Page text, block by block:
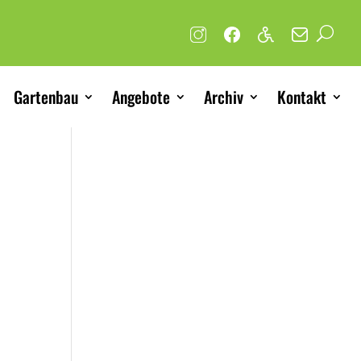
Gartenbau Angebote Archiv Kontakt